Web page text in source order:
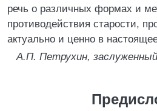
речь о различных формах и
противодействия старости,
актуально и ценно в
А.П. Петрухин, заслуженный